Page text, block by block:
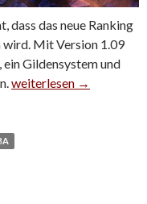
dass das neue Ranking
wird. Mit Version 1.09
Gildensystem und
Vainglory 1.09: Neue
weiterlesen →